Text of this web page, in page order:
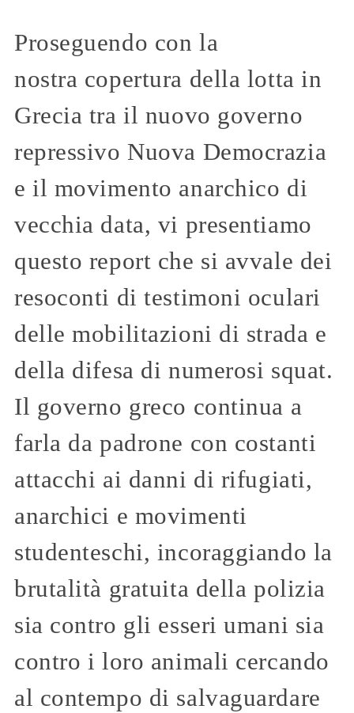
Proseguendo con la
nostra copertura della lotta in
Grecia tra il nuovo governo
repressivo Nuova Democrazia
e il movimento anarchico di
vecchia data, vi presentiamo
questo report che si avvale dei
resoconti di testimoni oculari
delle mobilitazioni di strada e
della difesa di numerosi squat.
Il governo greco continua a
farla da padrone con costanti
attacchi ai danni di rifugiati,
anarchici e movimenti
studenteschi, incoraggiando la
brutalità gratuita della polizia
sia contro gli esseri umani sia
contro i loro animali cercando
al contempo di salvaguardare